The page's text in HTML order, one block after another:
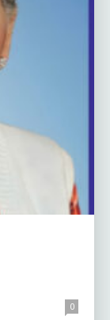
0